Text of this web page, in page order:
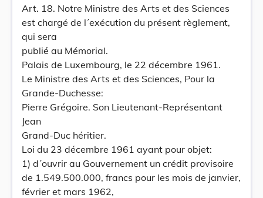
Art. 18. Notre Ministre des Arts et des Sciences
est chargé de l´exécution du présent règlement,
qui sera
publié au Mémorial.
Palais de Luxembourg, le 22 décembre 1961.
Le Ministre des Arts et des Sciences, Pour la
Grande-Duchesse:
Pierre Grégoire. Son Lieutenant-Représentant
Jean
Grand-Duc héritier.
Loi du 23 décembre 1961 ayant pour objet:
1) d´ouvrir au Gouvernement un crédit provisoire
de 1.549.500.000, francs pour les mois de janvier,
février et mars 1962,